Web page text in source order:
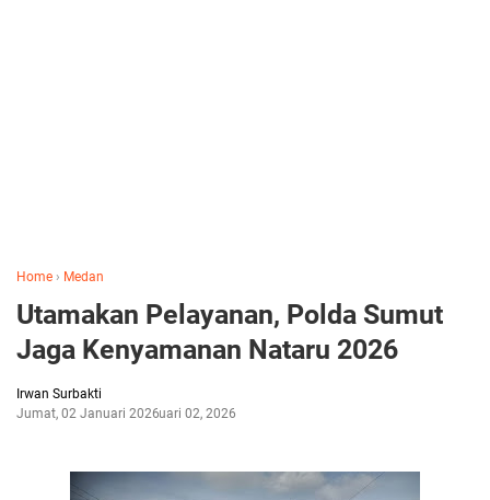
Home › Medan
Utamakan Pelayanan, Polda Sumut
Jaga Kenyamanan Nataru 2026
Irwan Surbakti
Jumat, 02 Januari 2026Januari 02, 2026